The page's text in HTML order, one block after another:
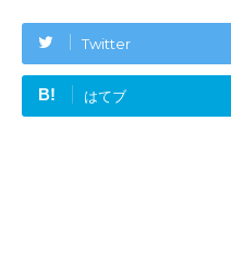
Twitter
B! はてブ